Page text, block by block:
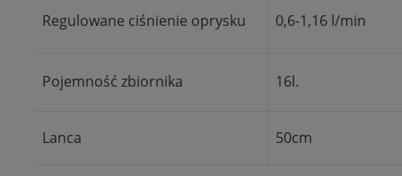
Regulowane ciśnienie oprysku 0,6-1,16 l/min
Pojemność zbiornika 16l.
Lanca 50cm